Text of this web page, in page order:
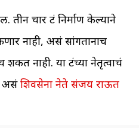
तीन चार फ्रंट निर्माण केल्याने
नाही, असं सांगतानाच
शकत नाही. या फ्रंटच्या नेतृत्वाचं
असंशिवसेना नेते संजय राऊत